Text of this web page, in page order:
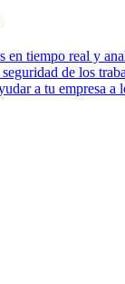
tiempo real y
de los
a tu empresa